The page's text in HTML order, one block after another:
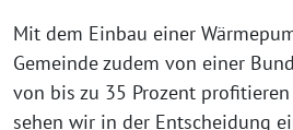
Mit dem Einbau einer
Gemeinde zudem von einer
von bis zu 35 Prozent
sehen wir in der Entscheidung